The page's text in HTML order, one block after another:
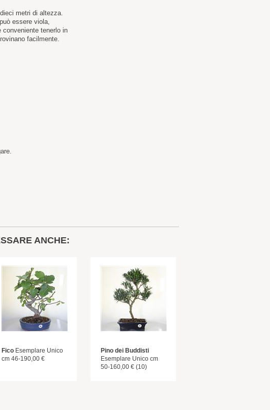
metri di altezza.
essere viola,
conveniente tenerlo in
facilmente.
ANCHE:
Fico Esemplare Unico
cm 46-190,00 €
Pino dei Buddisti
Esemplare Unico cm
50-160,00 € (10)